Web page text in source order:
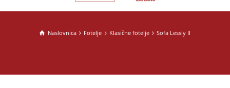
Naslovnica Fotelje Klasične fotelje Sofa Lessly II